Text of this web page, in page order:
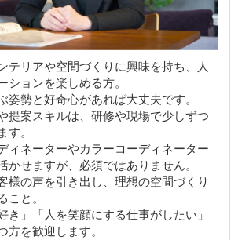
テリアや空間づくりに興味を持ち、人
ションを楽しめる方。
姿勢と好奇心があれば大丈夫です。
提案スキルは、研修や現場で少しずつ
。
ィネーターやカラーコーディネーター
かせますが、必須ではありません。
様の声を引き出し、理想の空間づくり
こと。
き」「人を笑顔にする仕事がしたい」
方を歓迎します。